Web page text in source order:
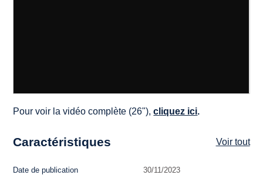
Pour voir la vidéo complète (26"),cliquez ici.
Caractéristiques Voir tout
Date de publication 30/11/2023